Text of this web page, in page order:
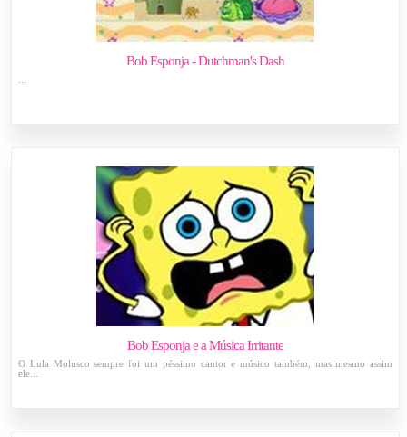
Bob Esponja - Dutchman's Dash
Bob Esponja e a Música Irritante
O Lula Molusco sempre foi um péssimo cantor e músico também, mas mesmo assim
ele...